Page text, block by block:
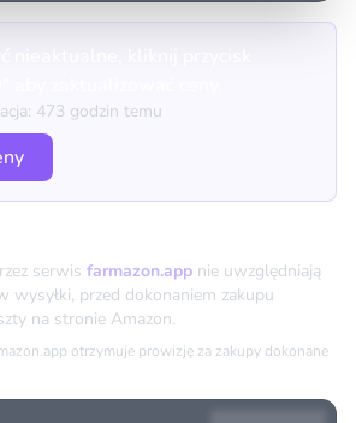
473 godzin temu
serwis farmazon.app nie uwzględniają
wysyłki, przed dokonaniem zakupu
na stronie Amazon.
otrzymuje prowizję za zakupy dokonane